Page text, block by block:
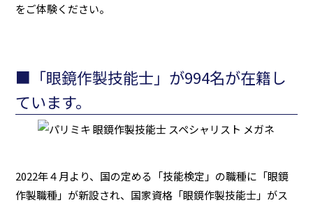
をご体験ください。
■「眼鏡作製技能士」が994名が在籍し
ています。
2022年４月より、国の定める「技能検定」の職種に「眼鏡
作製職種」が新設され、国家資格「眼鏡作製技能士」がス